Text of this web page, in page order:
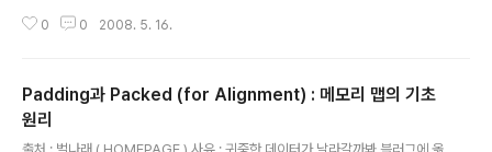
함시켜 관리하는게 편한데... 어떤 코드냐 하면 #ifdef _DEBUG || DEBUG #
때 활성화 되는 define 이니, 디버깅 할때만 확인 할수 있다. 혹 다른 컴파일러
에서 .. 이것이 활성화가 안되서 안된다면 명시적으로 적어 주자. #define _DE
BUG 라고.. 그럼! 모두들 열..
0 0 2008. 5. 16.
Padding과 Packed (for Alignment) : 메모리 맵의 기초
원리